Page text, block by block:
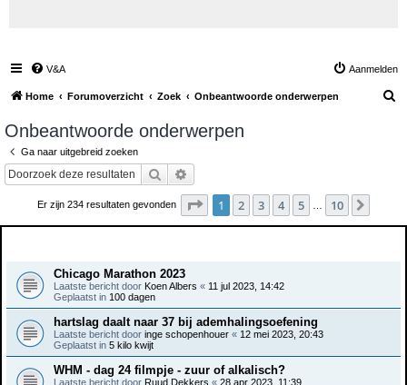
V&A Aanmelden
Home Forumoverzicht Zoek Onbeantwoorde onderwerpen
Onbeantwoorde onderwerpen
Ga naar uitgebreid zoeken
Zoek
Er zijn 234 resultaten gevonden Pagina van 10
1 2 3 4 5 10
Chicago Marathon 2023
Laatste bericht door Koen Albers « 11 jul 2023, 14:42
Geplaatst in 100 dagen
hartslag daalt naar 37 bij ademhalingsoefening
Laatste bericht door inge schopenhouer « 12 mei 2023, 20:43
Geplaatst in 5 kilo kwijt
WHM - dag 24 filmpje - zuur of alkalisch?
Laatste bericht door Ruud Dekkers « 28 apr 2023, 11:39